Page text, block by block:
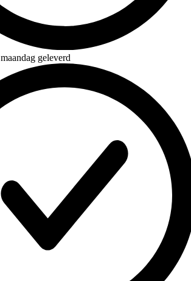
maandag geleverd